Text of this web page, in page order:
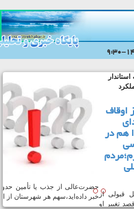
مازندران از عملکرد
اوقاف!!!
نارضایتی از اوقاف
استان، صدای
استاندار را هم در
آورد/ با کسی
تعارف ندارم؛مردم
سرمایه اصلی
تعارف ندارم، رضایت قابل قبولی از
ندارد، نخستین مدیری که قصد تغییر او